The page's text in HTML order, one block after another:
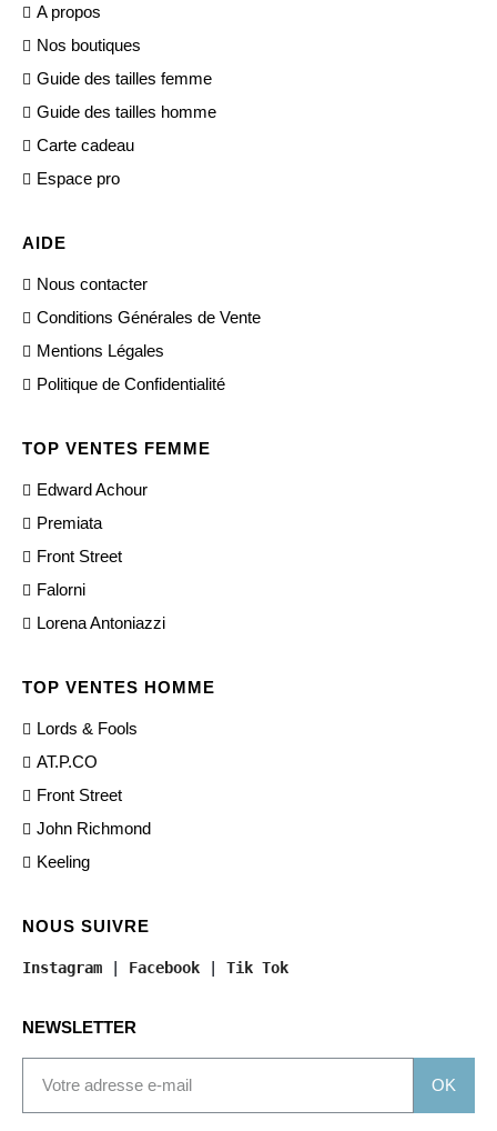
A propos
Nos boutiques
Guide des tailles femme
Guide des tailles homme
Carte cadeau
Espace pro
AIDE
Nous contacter
Conditions Générales de Vente
Mentions Légales
Politique de Confidentialité
TOP VENTES FEMME
Edward Achour
Premiata
Front Street
Falorni
Lorena Antoniazzi
TOP VENTES HOMME
Lords & Fools
AT.P.CO
Front Street
John Richmond
Keeling
NOUS SUIVRE
Instagram | Facebook | Tik Tok
NEWSLETTER
OK